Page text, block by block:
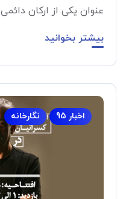
عنوان یکی از ارکان
بیشتر بخوانید
اخبار 95 نگارخانه